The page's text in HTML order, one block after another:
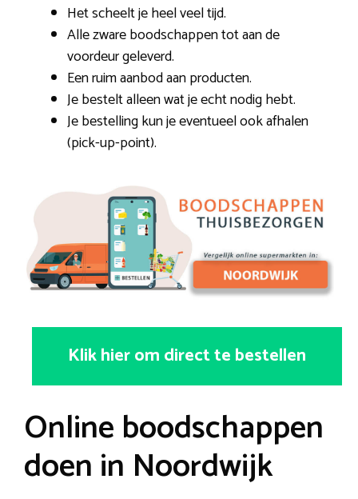
Het scheelt je heel veel tijd.
Alle zware boodschappen tot aan de
voordeur geleverd.
Een ruim aanbod aan producten.
Je bestelt alleen wat je echt nodig hebt.
Je bestelling kun je eventueel ook afhalen
(pick-up-point).
Klik hier om direct te bestellen
Online boodschappen
doen in Noordwijk